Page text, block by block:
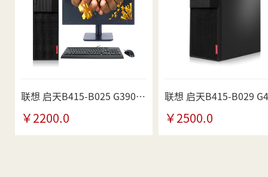
联想 启天B415-B025 G3900 90G2A00FCD台式机
￥2200.0 ￥2500.0